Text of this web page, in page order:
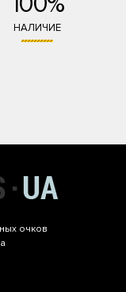
НАЛИЧИЕ
очков